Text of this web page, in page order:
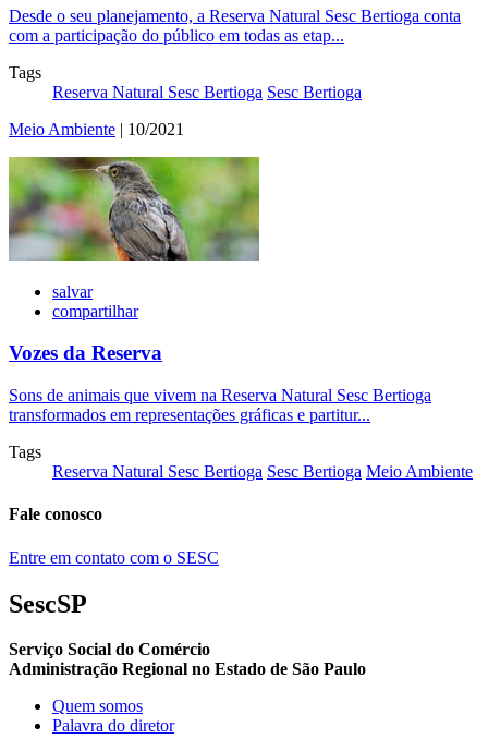
Desde o seu planejamento, a Reserva Natural Sesc Bertioga conta
com a participação do público em todas as etap...
Tags
Reserva Natural Sesc Bertioga Sesc Bertioga
Meio Ambiente | 10/2021
salvar
compartilhar
Vozes da Reserva
Sons de animais que vivem na Reserva Natural Sesc Bertioga
transformados em representações gráficas e partitur...
Tags
Reserva Natural Sesc Bertioga Sesc Bertioga Meio Ambiente
Fale conosco
Entre em contato com o SESC
SescSP
Serviço Social do Comércio
Administração Regional no Estado de São Paulo
Quem somos
Palavra do diretor